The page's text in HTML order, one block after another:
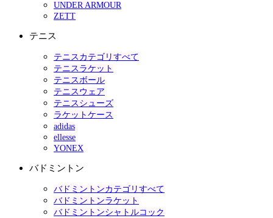
UNDER ARMOUR
ZETT
テニス
テニスカテゴリすべて
テニスラケット
テニスボール
テニスウェア
テニスシューズ
ラケットケース
adidas
ellesse
YONEX
バドミントン
バドミントンカテゴリすべて
バドミントンラケット
バドミントンシャトルコック